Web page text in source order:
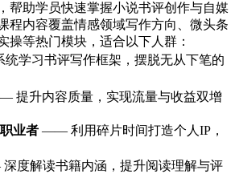
帮助学员快速掌握小说书评创作与自媒
程内容覆盖情感领域写作方向、微头条
操等热门模块，适合以下人群：
学习书评写作框架，摆脱无从下笔的
提升内容质量，实现流量与收益双增
业者 —— 利用碎片时间打造个人IP，
度解读书籍内涵，提升阅读理解与评